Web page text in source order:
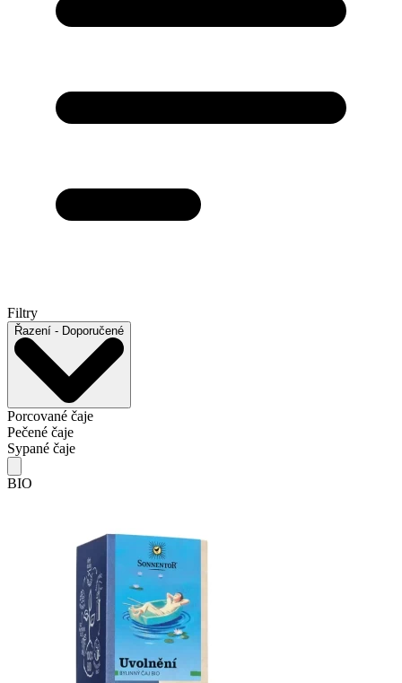
Filtry
Řazení - Doporučené
Porcované čaje
Pečené čaje
Sypané čaje
BIO